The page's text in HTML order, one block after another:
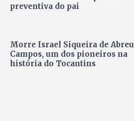
preventiva do pai
Morre Israel Siqueira de Abreu
Campos, um dos pioneiros na
história do Tocantins